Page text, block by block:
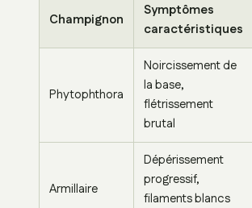
Champignon
Symptômes
caractéristiques
Phytophthora
Noircissement de
la base,
flétrissement
brutal
Armillaire
Dépérissement
progressif,
filaments blancs